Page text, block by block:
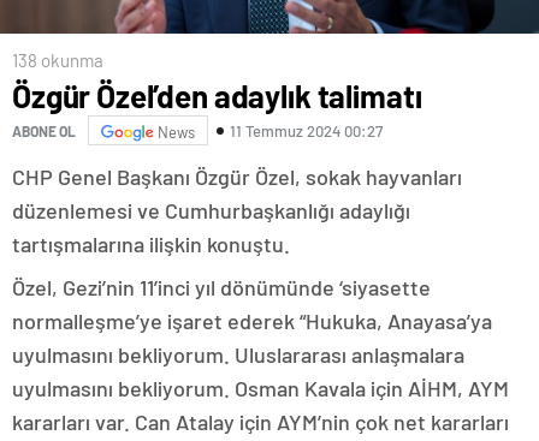
138 okunma
Özgür Özel’den adaylık talimatı
ABONE OL News 11 Temmuz 2024 00:27
CHP Genel Başkanı Özgür Özel, sokak hayvanları
düzenlemesi ve Cumhurbaşkanlığı adaylığı
tartışmalarına ilişkin konuştu.
Özel, Gezi’nin 11’inci yıl dönümünde ‘siyasette
normalleşme’ye işaret ederek “Hukuka, Anayasa’ya
uyulmasını bekliyorum. Uluslararası anlaşmalara
uyulmasını bekliyorum. Osman Kavala için AİHM, AYM
kararları var. Can Atalay için AYM’nin çok net kararları